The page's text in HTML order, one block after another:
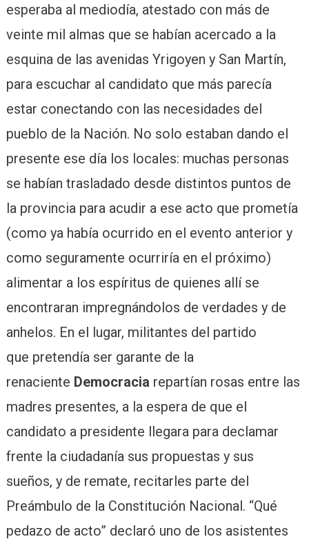
esperaba al mediodía, atestado con más de
veinte mil almas que se habían acercado a la
esquina de las avenidas Yrigoyen y San Martín,
para escuchar al candidato que más parecía
estar conectando con las necesidades del
pueblo de la Nación. No solo estaban dando el
presente ese día los locales: muchas personas
se habían trasladado desde distintos puntos de
la provincia para acudir a ese acto que prometía
(como ya había ocurrido en el evento anterior y
como seguramente ocurriría en el próximo)
alimentar a los espíritus de quienes allí se
encontraran impregnándolos de verdades y de
anhelos. En el lugar, militantes del partido
que pretendía ser garante de la
renaciente Democracia repartían rosas entre las
madres presentes, a la espera de que el
candidato a presidente llegara para declamar
frente la ciudadanía sus propuestas y sus
sueños, y de remate, recitarles parte del
Preámbulo de la Constitución Nacional. “Qué
pedazo de acto” declaró uno de los asistentes